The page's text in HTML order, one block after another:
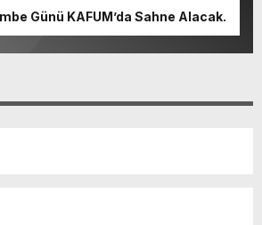
Günü KAFUM’da Sahne Alacak.